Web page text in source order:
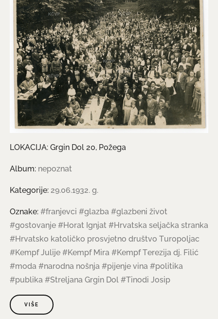
LOKACIJA: Grgin Dol 20, Požega
Album: nepoznat
Kategorije: 29.06.1932. g.
Oznake: #franjevci #glazba #glazbeni život
#gostovanje #Horat Ignjat #Hrvatska seljačka stranka
#Hrvatsko katoličko prosvjetno društvo Turopoljac
#Kempf Julije #Kempf Mira #Kempf Terezija dj. Filić
#moda #narodna nošnja #pijenje vina #politika
#publika #Streljana Grgin Dol #Tinodi Josip
VIŠE